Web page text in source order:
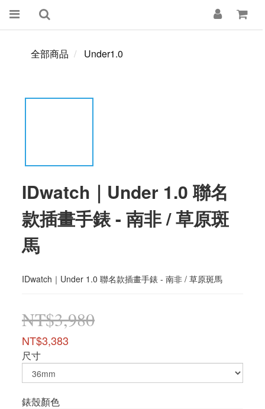
全部商品 Under1.0
IDwatch｜Under 1.0 聯名
款插畫手錶 - 南非 / 草原斑
馬
IDwatch｜Under 1.0 聯名款插畫手錶 - 南非 / 草原斑馬
NT$3,980
NT$3,383
尺寸
錶殼顏色